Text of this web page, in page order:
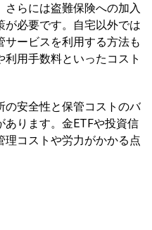
らには盗難保険への加入
が必要です。自宅以外では
ービスを利用する方法も
用手数料といったコスト
の安全性と保管コストのバ
あります。金ETFや投資信
コストや労力がかかる点